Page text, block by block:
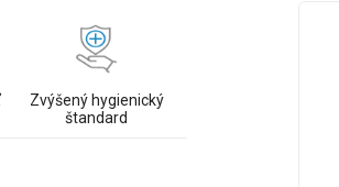
Zvýšený hygienický
štandard